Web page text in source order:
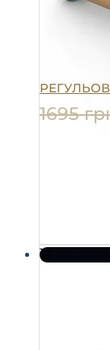
1695
До